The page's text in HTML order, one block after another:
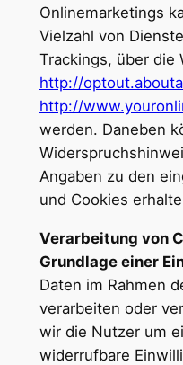
Onlinemarketings
Vielzahl von
Trackings, über die
http://
http://
werden. Daneben
Angaben zu den
und Cookies
Verarbeitung von
Grundlage einer
Daten im Rahmen
verarbeiten oder
wir die Nutzer um
widerrufbare